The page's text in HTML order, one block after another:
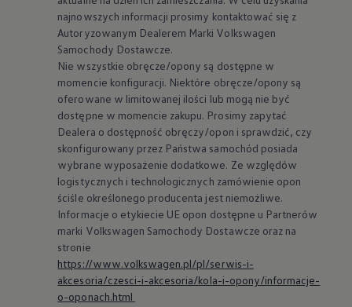
Samochody Dostawcze.
Nie wszystkie obręcze/opony są dostępne w
momencie konfiguracji. Niektóre obręcze/opony są
oferowane w limitowanej ilości lub mogą nie być
dostępne w momencie zakupu. Prosimy zapytać
Dealera o dostępność obręczy/opon i sprawdzić, czy
skonfigurowany przez Państwa samochód posiada
wybrane wyposażenie dodatkowe. Ze względów
logistycznych i technologicznych zamówienie opon
ściśle określonego producenta jest niemożliwe.
Informacje o etykiecie UE opon dostępne u Partnerów
markiVolkswagenSamochody Dostawcze oraz na
stronie
https://www.volkswagen.pl/pl/serwis-i-
akcesoria/czesci-i-akcesoria/kola-i-opony/informacje-
o-oponach.html
Model Grand California od roku modelowego 2025
posiada silnik z normą emisji spalin EURO VI Heavy